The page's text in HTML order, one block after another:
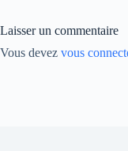
Laisser un commentaire
Vous devez vous